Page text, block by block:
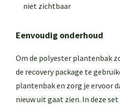
niet zichtbaar
Eenvoudig onderhoud
Om de polyester plantenbak
de recovery package te
plantenbak en zorg je ervoor
nieuw uit gaat zien. In deze